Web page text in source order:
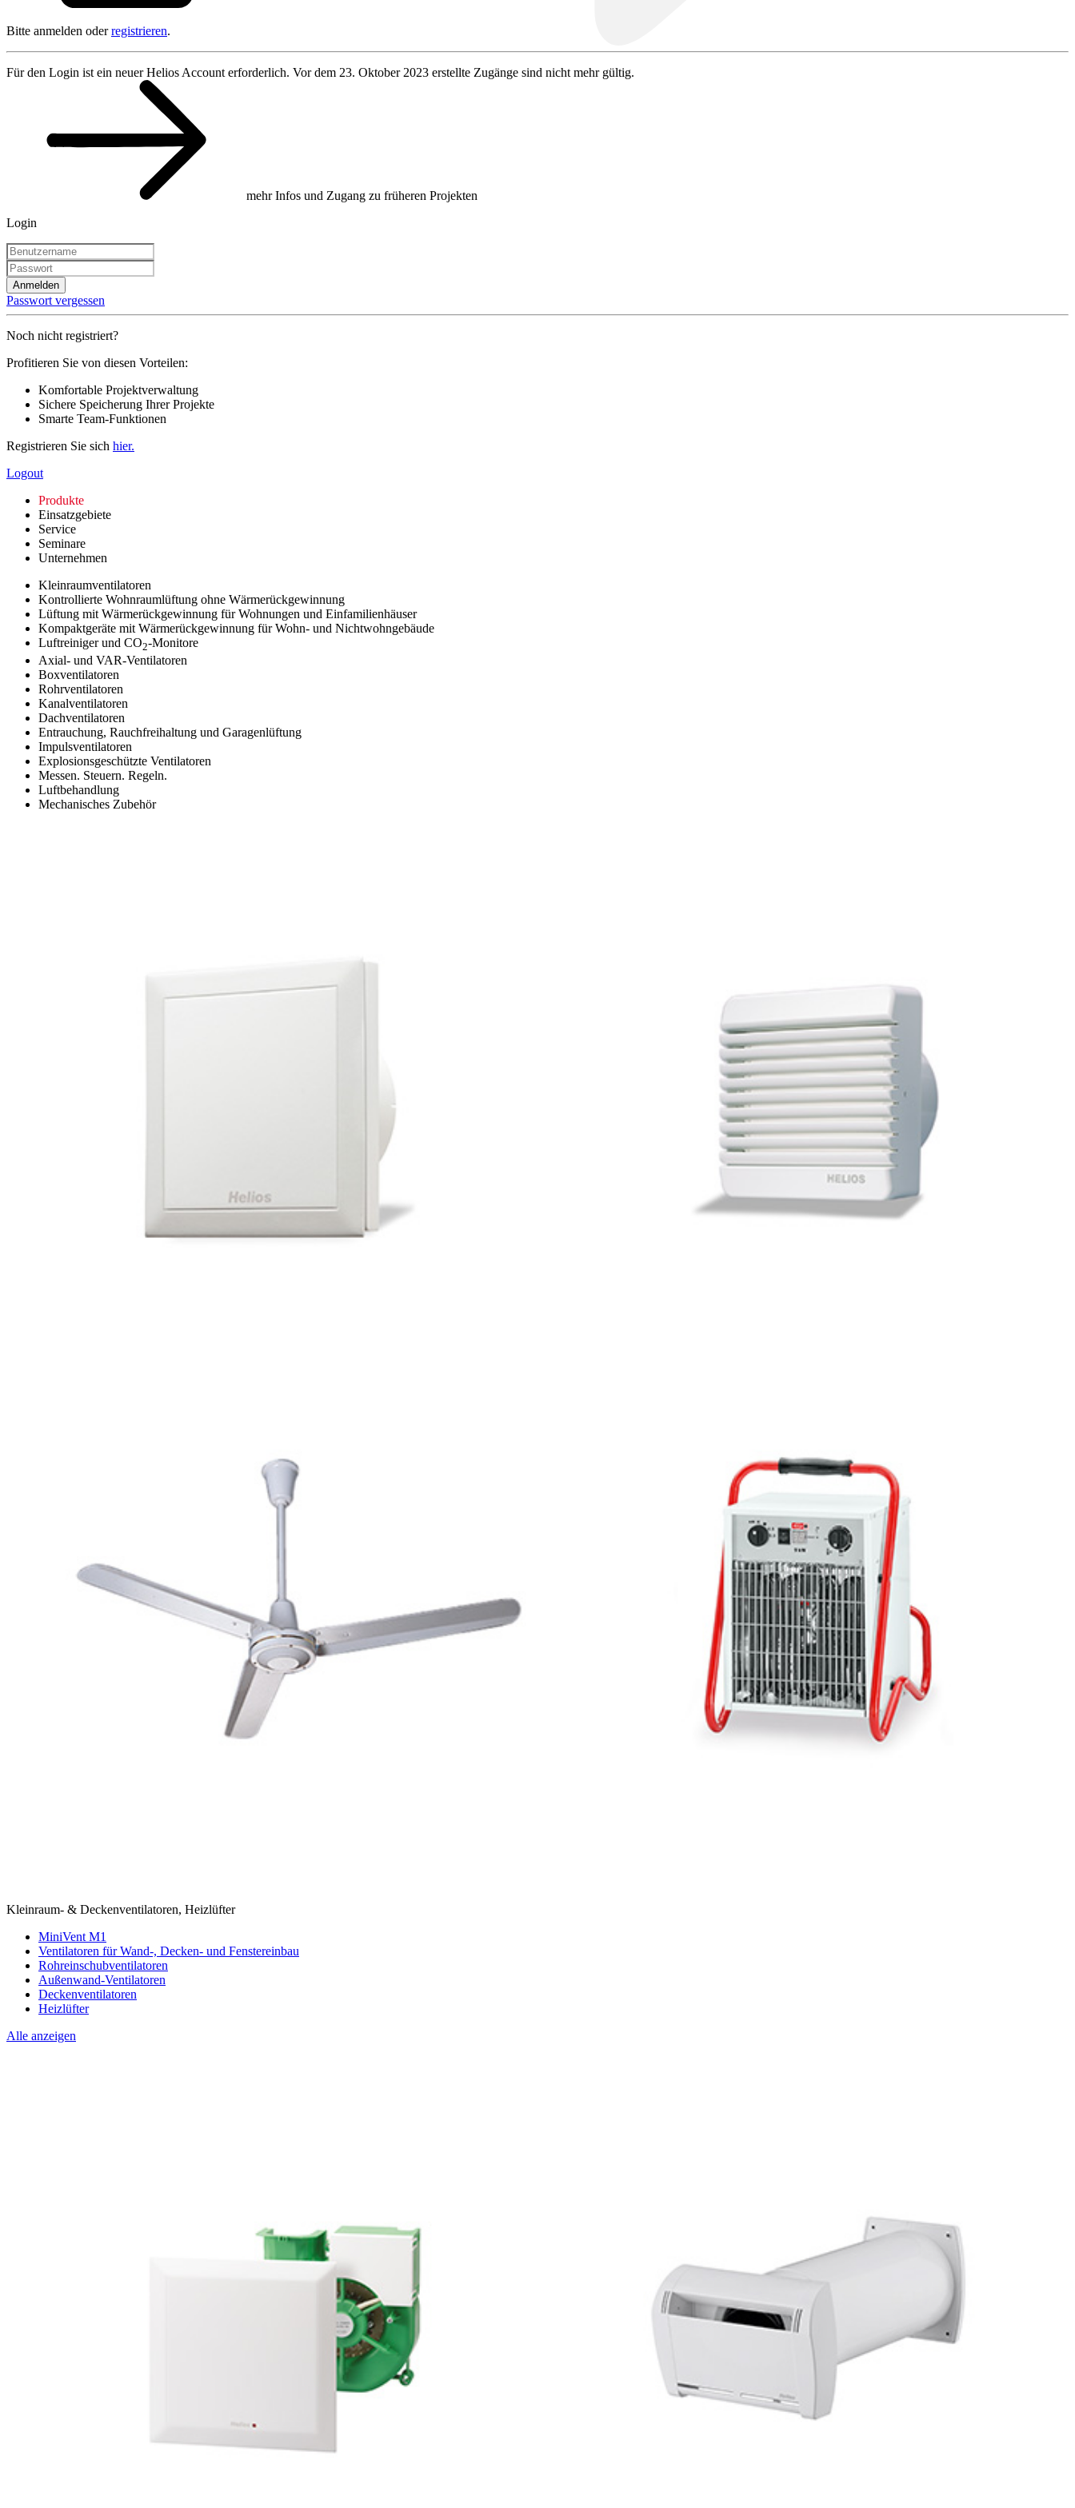
Bitte anmelden oderregistrieren.
Für den Login ist ein neuer Helios Account erforderlich. Vor dem 23. Oktober 2023 erstellte Zugänge sind nicht mehr gültig.
mehr Infos und Zugang zu früheren Projekten
Login
Anmelden
Passwort vergessen
Noch nicht registriert?
Profitieren Sie von diesen Vorteilen:
Komfortable Projektverwaltung
Sichere Speicherung Ihrer Projekte
Smarte Team-Funktionen
Registrieren Sie sich hier.
Logout
Produkte
Einsatzgebiete
Service
Seminare
Unternehmen
Kleinraumventilatoren
Kontrollierte Wohnraumlüftung ohne Wärmerückgewinnung
Lüftung mit Wärmerückgewinnung für Wohnungen und Einfamilienhäuser
Kompaktgeräte mit Wärmerückgewinnung für Wohn- und Nichtwohngebäude
Luftreiniger und CO2-Monitore
Axial- und VAR-Ventilatoren
Boxventilatoren
Rohrventilatoren
Kanalventilatoren
Dachventilatoren
Entrauchung, Rauchfreihaltung und Garagenlüftung
Impulsventilatoren
Explosionsgeschützte Ventilatoren
Messen. Steuern. Regeln.
Luftbehandlung
Mechanisches Zubehör
Kleinraum- & Deckenventilatoren, Heizlüfter
MiniVent M1
Ventilatoren für Wand-, Decken- und Fenstereinbau
Rohreinschubventilatoren
Außenwand-Ventilatoren
Deckenventilatoren
Heizlüfter
Alle anzeigen